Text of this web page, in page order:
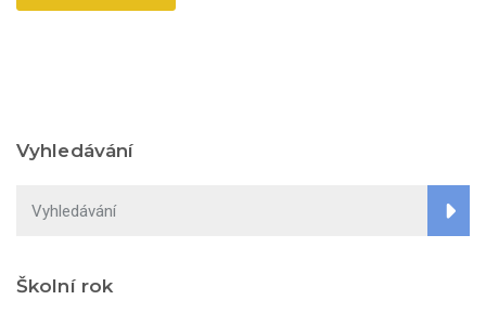
Vyhledávání
Školní rok